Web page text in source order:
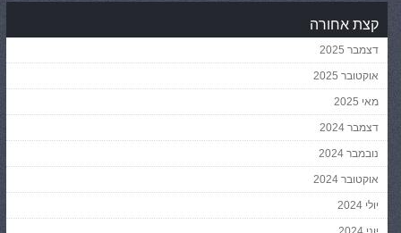
קצת אחורה
דצמבר 2025
אוקטובר 2025
מאי 2025
דצמבר 2024
נובמבר 2024
אוקטובר 2024
יולי 2024